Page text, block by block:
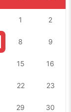
1 2
8 9
15 16
22 23
29 30